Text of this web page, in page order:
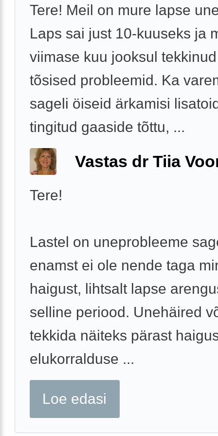
Tere! Meil on mure lapse
Laps sai just 10-kuuseks ja
viimase kuu jooksul
tõsised probleemid. Ka
sageli öiseid ärkamisi
tingitud gaaside tõttu, ...
Vastas dr Tiia
Tere!
Lastel on uneprobleeme
enamst ei ole nende taga
haigust, lihtsalt lapse
selline periood. Unehäired
tekkida näiteks pärast
elukorralduse ...
Loe edasi